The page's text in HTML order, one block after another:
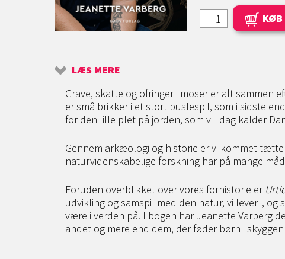
KØB
LÆS MERE
Grave, skatte og ofringer i moser er alt sammen
er små brikker i et stort puslespil, som i sidste
for den lille plet på jorden, som vi i dag kalder
Gennem arkæologi og historie er vi kommet
naturvidenskabelige forskning har på mange
Foruden overblikket over vores forhistorie er
udvikling og samspil med den natur, vi lever i,
være i verden på. I bogen har Jeanette Varberg
andet og mere end dem, der føder børn i